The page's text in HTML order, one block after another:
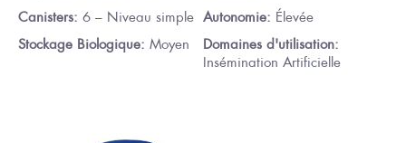
Canisters: 6 – Niveau simple Autonomie: Élevée
Stockage Biologique: Moyen
Domaines d'utilisation:
Insémination Artificielle